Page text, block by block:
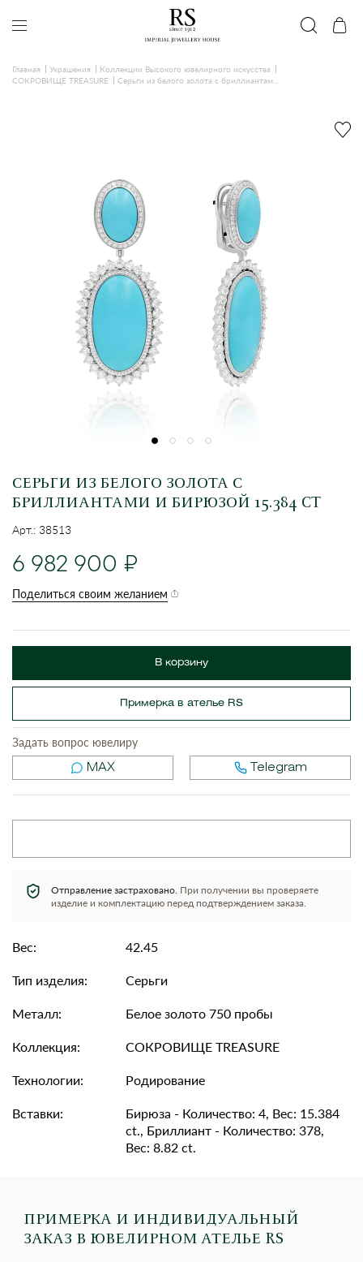
Главная Украшения
Коллекции Высокого ювелирного искусства
СОКРОВИЩЕ TREASURE
Серьги из белого золота с бриллиантам...
СЕРЬГИ ИЗ БЕЛОГО ЗОЛОТА С
БРИЛЛИАНТАМИ И БИРЮЗОЙ 15.384 CT
Арт.: 38513
6 982 900
Поделиться своим желанием
В корзину
Примерка в ателье RS
Задать вопрос ювелиру
MAX Telegram
Отправление застраховано. При получении вы проверяете
изделие и комплектацию перед подтверждением заказа.
Вес:
42.45
Тип изделия:
Серьги
Металл:
Белое золото 750 пробы
Коллекция:
СОКРОВИЩЕ TREASURE
Технологии:
Родирование
Вставки:
Бирюза - Количество: 4, Вес: 15.384
ct., Бриллиант - Количество: 378,
Вес: 8.82 ct.
ПРИМЕРКА И ИНДИВИДУАЛЬНЫЙ
ЗАКАЗ В ЮВЕЛИРНОМ АТЕЛЬЕ RS